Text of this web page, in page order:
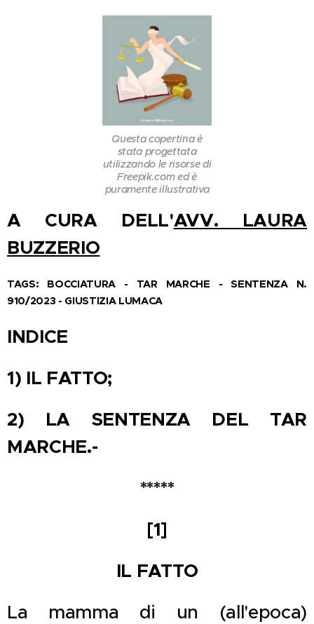
Questa copertina è
stata progettata
utilizzando le risorse di
Freepik.com ed è
puramente illustrativa
A CURA DELL'AVV. LAURA
BUZZERIO
TAGS: BOCCIATURA - TAR MARCHE - SENTENZA N.
910/2023 - GIUSTIZIA LUMACA
INDICE
1) IL FATTO;
2) LA SENTENZA DEL TAR
MARCHE.-
*****
[1]
IL FATTO
La mamma di un (all'epoca)